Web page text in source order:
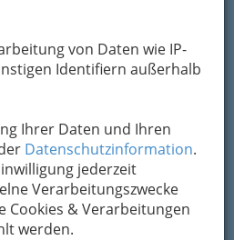
von Daten wie IP-
Identifiern außerhalb
Ihrer Daten und Ihren
Datenschutzinformation.
jederzeit
Verarbeitungszwecke
Cookies & Verarbeitungen
werden.
Next